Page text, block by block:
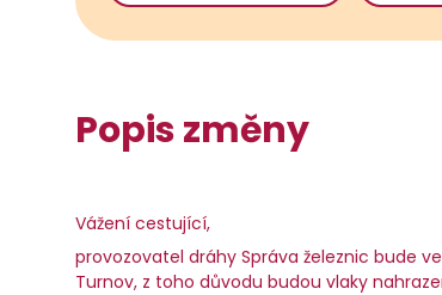
Popis změny
Vážení cestující,
provozovatel dráhy Správa železnic bude
Turnov, z toho důvodu budou vlaky